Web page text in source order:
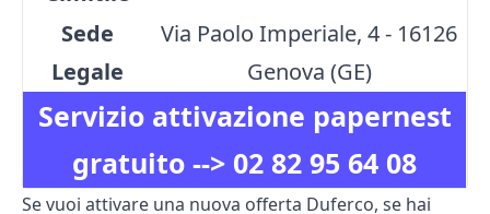
Servizio attivazione papernest
gratuito --> 02 82 95 64 08
Sede
Legale
Via Paolo Imperiale, 4 - 16126
Genova (GE)
Se vuoi attivare una nuova offerta Duferco, se hai